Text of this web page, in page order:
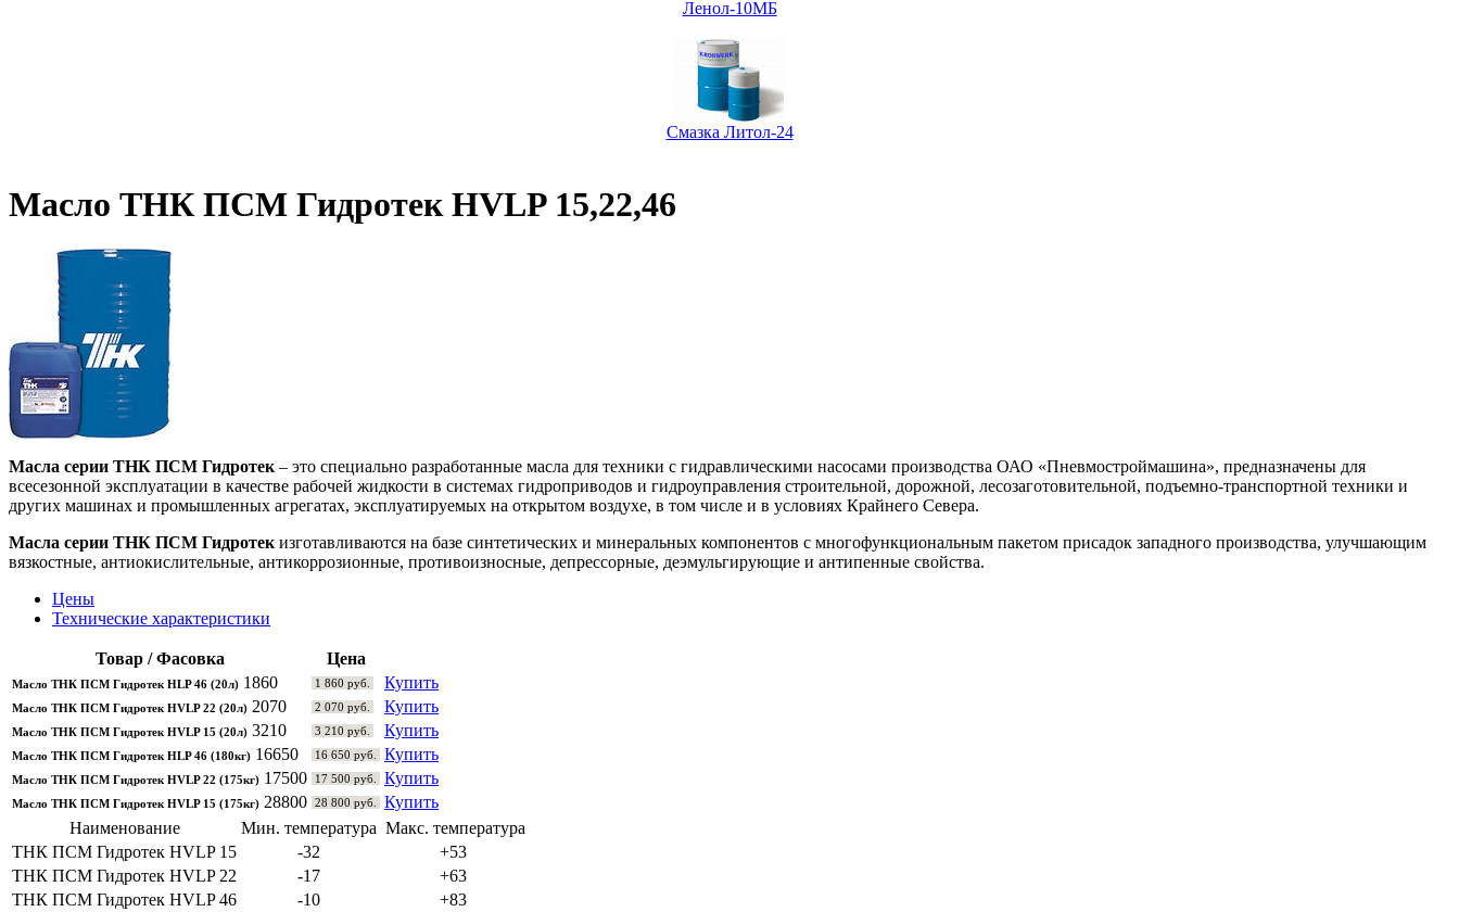
Ленол-10МБ
Смазка Литол-24
Масло ТНК ПСМ Гидротек HVLP 15,22,46
Масла серии ТНК ПСМ Гидротек – это специально разработанные масла для техники с гидравлическими насосами производства ОАО «Пневмостроймашина», предназначены для
всесезонной эксплуатации в качестве рабочей жидкости в системах гидроприводов и гидроуправления строительной, дорожной, лесозаготовительной, подъемно-транспортной техники и
других машинах и промышленных агрегатах, эксплуатируемых на открытом воздухе, в том числе и в условиях Крайнего Севера.
Масла серии ТНК ПСМ Гидротек изготавливаются на базе синтетических и минеральных компонентов с многофункциональным пакетом присадок западного производства, улучшающим
вязкостные, антиокислительные, антикоррозионные, противоизносные, депрессорные, деэмульгирующие и антипенные свойства.
Цены
Технические характеристики
Товар / Фасовка Цена
Масло ТНК ПСМ Гидротек HLP 46 (20л) 1860 1 860 руб. Купить
Масло ТНК ПСМ Гидротек HVLP 22 (20л) 2070 2 070 руб. Купить
Масло ТНК ПСМ Гидротек HVLP 15 (20л) 3210 3 210 руб. Купить
Масло ТНК ПСМ Гидротек HLP 46 (180кг) 16650 16 650 руб. Купить
Масло ТНК ПСМ Гидротек HVLP 22 (175кг) 17500 17 500 руб. Купить
Масло ТНК ПСМ Гидротек HVLP 15 (175кг) 28800 28 800 руб.
Купить
Наименование
Мин. температура Макс. температура
ТНК ПСМ Гидротек HVLP 15
-32
+53
ТНК ПСМ Гидротек HVLP 22
-17
+63
ТНК ПСМ Гидротек HVLP 46
-10 +83